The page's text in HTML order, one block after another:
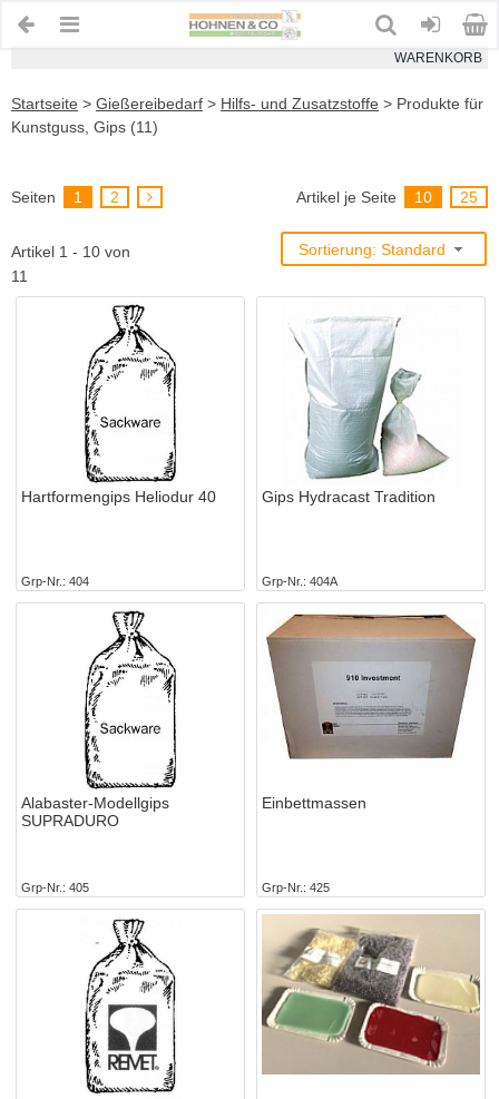
WARENKORB
Startseite > Gießereibedarf > Hilfs- und Zusatzstoffe > Produkte für
Kunstguss, Gips (11)
Seiten 1 2 Artikel je Seite 10 25
Artikel 1 - 10 von
11
Sortierung: Standard
Hartformengips Heliodur 40
Grp-Nr. 404
Gips Hydracast Tradition
Grp-Nr. 404A
Alabaster-Modellgips
SUPRADURO
Grp-Nr. 405
Einbettmassen
Grp-Nr. 425